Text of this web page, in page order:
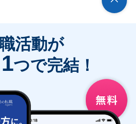
活動が
1つで完結！